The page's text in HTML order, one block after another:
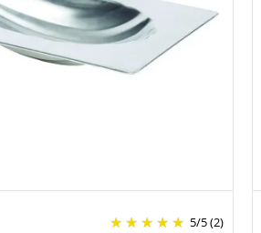
5/5(2)